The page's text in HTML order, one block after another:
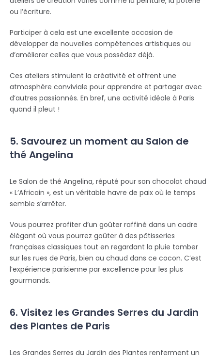
ou l’écriture.
Participer à cela est une excellente occasion de
développer de nouvelles compétences artistiques ou
d’améliorer celles que vous possédez déjà.
Ces ateliers stimulent la créativité et offrent une
atmosphère conviviale pour apprendre et partager avec
d’autres passionnés. En bref, une activité idéale à Paris
quand il pleut !
5. Savourez un moment au Salon de
thé Angelina
Le Salon de thé Angelina, réputé pour son chocolat chaud
« L’Africain », est un véritable havre de paix où le temps
semble s’arrêter.
Vous pourrez profiter d’un goûter raffiné dans un cadre
élégant où vous pourrez goûter à des pâtisseries
françaises classiques tout en regardant la pluie tomber
sur les rues de Paris, bien au chaud dans ce cocon. C’est
l’expérience parisienne par excellence pour les plus
gourmands.
6. Visitez les Grandes Serres du Jardin
des Plantes de Paris
Les Grandes Serres du Jardin des Plantes renferment un